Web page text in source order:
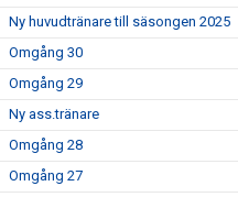
Ny huvudtränare till säsongen 2025
Omgång 30
Omgång 29
Ny ass.tränare
Omgång 28
Omgång 27